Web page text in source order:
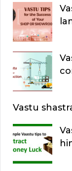
Vastu